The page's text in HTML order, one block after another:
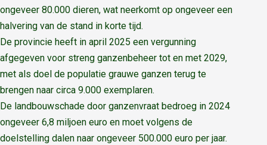
ongeveer 80.000 dieren, wat neerkomt op ongeveer een
halvering van de stand in korte tijd.
De provincie heeft in april 2025 een vergunning
afgegeven voor streng ganzenbeheer tot en met 2029,
met als doel de populatie grauwe ganzen terug te
brengen naar circa 9.000 exemplaren.
De landbouwschade door ganzenvraat bedroeg in 2024
ongeveer 6,8 miljoen euro en moet volgens de
doelstelling dalen naar ongeveer 500.000 euro per jaar.